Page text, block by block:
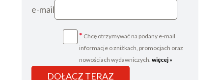
e-mail
* Chcę otrzymywać na podany e-mail
informacje o zniżkach, promocjach oraz
nowościach wydawniczych. więcej »
DOŁĄCZ TERAZ